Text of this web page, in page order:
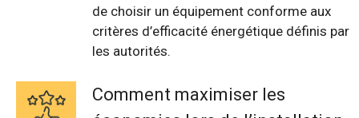
de choisir un équipement conforme aux
critères d’efficacité énergétique définis par
les autorités.
Comment maximiser les